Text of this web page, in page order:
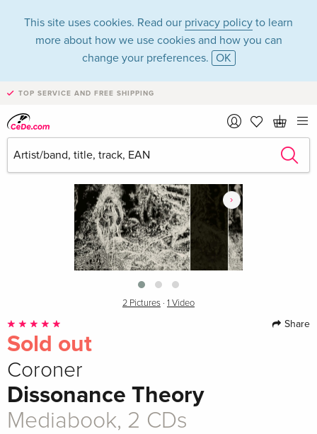
This site uses cookies. Read our privacy policy to learn
more about how we use cookies and how you can
change your preferences. OK
TOP SERVICE AND FREE SHIPPING
›
2 Pictures · 1 Video
Share
Sold out
Coroner
Dissonance Theory
Mediabook, 2 CDs